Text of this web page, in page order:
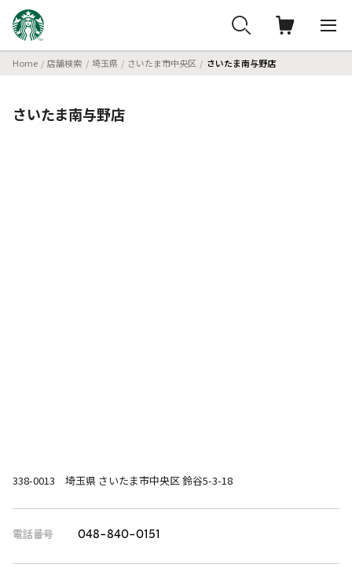
Home 店舗検索 埼玉県 さいたま市中央区 さいたま南与野店
さいたま南与野店
338-0013 埼玉県 さいたま市中央区 鈴谷5-3-18
電話番号 048-840-0151